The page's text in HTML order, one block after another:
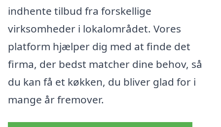
indhente tilbud fra forskellige
virksomheder i lokalområdet. Vores
platform hjælper dig med at finde det
firma, der bedst matcher dine behov, så
du kan få et køkken, du bliver glad for i
mange år fremover.